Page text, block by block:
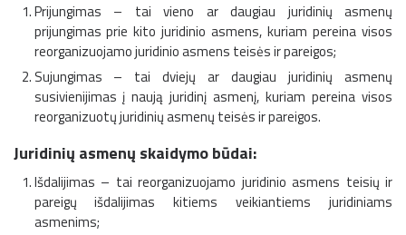
Prijungimas – tai vieno ar daugiau juridinių asmenų
prijungimas prie kito juridinio asmens, kuriam pereina visos
reorganizuojamo juridinio asmens teisės ir pareigos;
Sujungimas – tai dviejų ar daugiau juridinių asmenų
susivienijimas į naują juridinį asmenį, kuriam pereina visos
reorganizuotų juridinių asmenų teisės ir pareigos.
Juridinių asmenų skaidymo būdai:
Išdalijimas – tai reorganizuojamo juridinio asmens teisių ir
pareigų išdalijimas kitiems veikiantiems juridiniams
asmenims;